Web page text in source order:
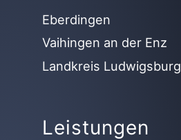
Leistungen
Eberdingen
Vaihingen an der Enz
Landkreis Ludwigsburg